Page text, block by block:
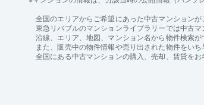
全国のエリアからご希望にあった中古マンションが
東急リバブルのマンションライブラリーでは中古
沿線、エリア、地図、マンション名から物件検索が
また、販売中の物件情報や売り出された物件をい
全国にある中古マンションの購入、売却、賃貸を